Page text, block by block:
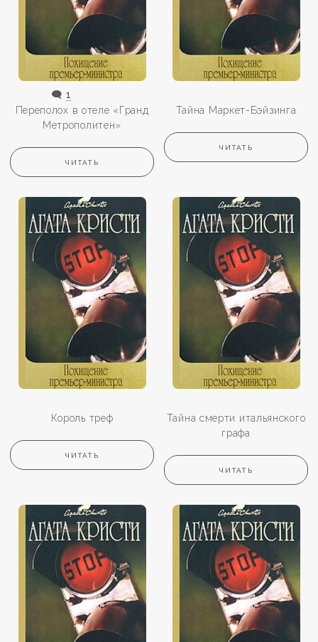
🗨️1
Переполох в отеле «Гранд
Метрополитен»
ЧИТАТЬ
Тайна Маркет-Бэйзинга
ЧИТАТЬ
Король треф
ЧИТАТЬ
Тайна смерти итальянского
графа
ЧИТАТЬ